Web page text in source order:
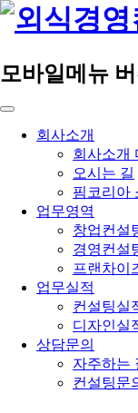
모바일메뉴
회사소개
회사소개
오시는 길
핌코리아
업무영역
창업컨설
경영컨설
프랜차이
업무실적
컨설팅실
디자인실
상담문의
자주하는
컨설팅문